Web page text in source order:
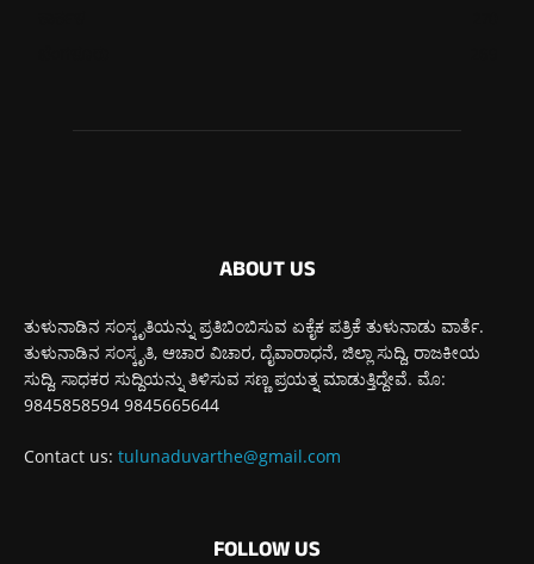
ABOUT US
ತುಳುನಾಡಿನ ಸಂಸ್ಕೃತಿಯನ್ನು ಪ್ರತಿಬಿಂಬಿಸುವ ಏಕೈಕ ಪತ್ರಿಕೆ ತುಳುನಾಡು ವಾರ್ತೆ.
ತುಳುನಾಡಿನ ಸಂಸ್ಕೃತಿ, ಆಚಾರ ವಿಚಾರ, ದೈವಾರಾಧನೆ, ಜಿಲ್ಲಾ ಸುದ್ದಿ, ರಾಜಕೀಯ
ಸುದ್ದಿ, ಸಾಧಕರ ಸುದ್ದಿಯನ್ನು ತಿಳಿಸುವ ಸಣ್ಣ ಪ್ರಯತ್ನ ಮಾಡುತ್ತಿದ್ದೇವೆ. ಮೊ:
9845858594 9845665644
Contact us: tulunaduvarthe@gmail.com
FOLLOW US